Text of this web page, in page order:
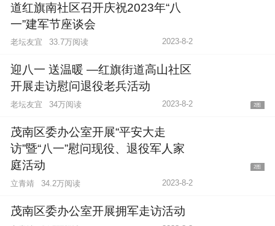
道红旗南社区召开庆祝2023年“八
一”建军节座谈会
老坛友宜 33.7万阅读 2023-8-2
迎八一 送温暖 —红旗街道高山社区
开展走访慰问退役老兵活动
2图
老坛友宜 34万阅读 2023-8-2
茂南区委办公室开展“平安大走
访”暨“八一”慰问现役、退役军人家
庭活动
2图
立青靖 34.2万阅读 2023-8-2
茂南区委办公室开展拥军走访活动